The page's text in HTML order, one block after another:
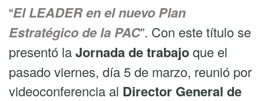
“El LEADER en el nuevo Plan
Estratégico de la PAC”. Con este título se
presentó laJornada de trabajoque el
pasado viernes, día 5 de marzo, reunió por
videoconferencia al Director General de